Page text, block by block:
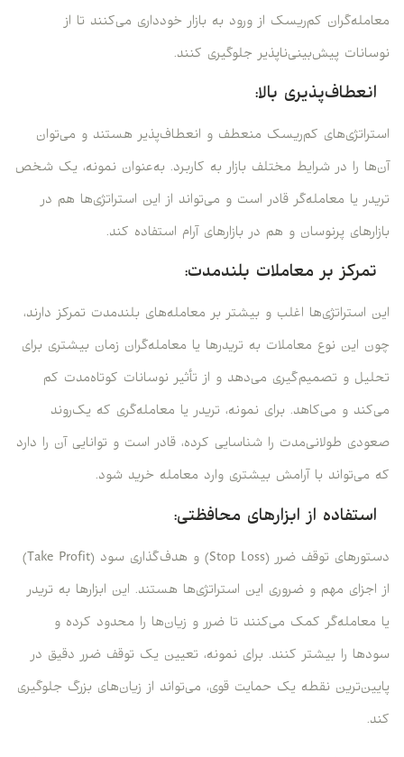
معامله‌گران کم‌ریسک از ورود به بازار خودداری می‌کنند تا از
نوسانات پیش‌بینی‌ناپذیر جلوگیری کنند.
انعطاف‌پذیری بالا:
استراتژی‌های کم‌ریسک منعطف و انعطاف‌پذیر هستند و می‌توان
آن‌ها را در شرایط مختلف بازار به کاربرد. به‌عنوان نمونه، یک شخص
تریدر یا معامله‌گر قادر است و می‌تواند از این استراتژی‌ها هم در
بازارهای پرنوسان و هم در بازارهای آرام استفاده کند.
تمرکز بر معاملات بلندمدت:
این استراتژی‌ها اغلب و بیشتر بر معامله‌های بلندمدت تمرکز دارند،
چون این نوع معاملات به تریدرها یا معامله‌گران زمان بیشتری برای
تحلیل و تصمیم‌گیری می‌دهد و از تأثیر نوسانات کوتاه‌مدت کم
می‌کند و می‌کاهد. برای نمونه، تریدر یا معامله‌گری که یک‌روند
صعودی طولانی‌مدت را شناسایی کرده، قادر است و توانایی آن را دارد
که می‌تواند با آرامش بیشتری وارد معامله خرید شود.
استفاده از ابزارهای محافظتی:
دستورهای توقف ضرر (Stop Loss) و هدف‌گذاری سود (Take Profit)
از اجزای مهم و ضروری این استراتژی‌ها هستند. این ابزارها به تریدر
یا معامله‌گر کمک می‌کنند تا ضرر و زیان‌ها را محدود کرده و
سودها را بیشتر کنند. برای نمونه، تعیین یک توقف ضرر دقیق در
پایین‌ترین نقطه یک حمایت قوی، می‌تواند از زیان‌های بزرگ جلوگیری
کند.